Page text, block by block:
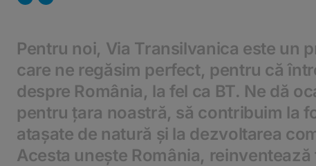
Pentru noi, Via Transilvanica este un
care ne regăsim perfect, pentru că
despre România, la fel ca BT. Ne dă
pentru țara noastră, să contribuim la
atașate de natură și la dezvoltarea
Acesta unește România,